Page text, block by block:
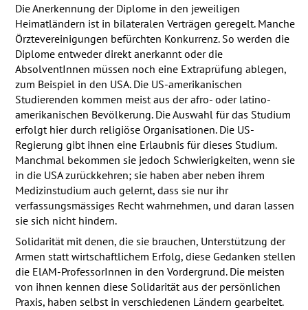
Die Anerkennung der Diplome in den jeweiligen
Heimatländern ist in bilateralen Verträgen geregelt. Manche
Örztevereinigungen befürchten Konkurrenz. So werden die
Diplome entweder direkt anerkannt oder die
AbsolventInnen müssen noch eine Extraprüfung ablegen,
zum Beispiel in den USA. Die US-amerikanischen
Studierenden kommen meist aus der afro- oder latino-
amerikanischen Bevölkerung. Die Auswahl für das Studium
erfolgt hier durch religiöse Organisationen. Die US-
Regierung gibt ihnen eine Erlaubnis für dieses Studium.
Manchmal bekommen sie jedoch Schwierigkeiten, wenn sie
in die USAzurückkehren; sie haben aber neben ihrem
Medizinstudium auch gelernt, dass sie nur ihr
verfassungsmässiges Recht wahrnehmen, und daran lassen
sie sich nicht hindern.
Solidarität mit denen, die sie brauchen, Unterstützung der
Armen statt wirtschaftlichem Erfolg, diese Gedanken stellen
die ElAM-ProfessorInnen in den Vordergrund. Die meisten
von ihnen kennen diese Solidarität aus der persönlichen
Praxis, haben selbst in verschiedenen Ländern gearbeitet.